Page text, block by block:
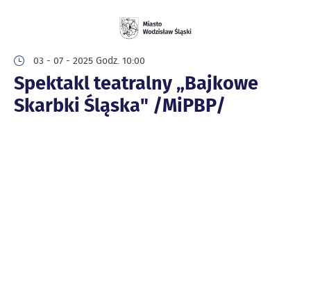
03 - 07 - 2025 Godz. 10:00
Spektakl teatralny „Bajkowe
Skarbki Śląska" /MiPBP/